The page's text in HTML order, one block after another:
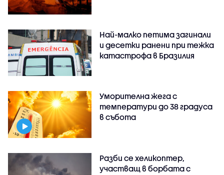
Най-малко петима загинали
и десетки ранени при тежка
катастрофа в Бразилия
Уморителна жега с
температури до 38 градуса
в събота
Разби се хеликоптер,
участващ в борбата с